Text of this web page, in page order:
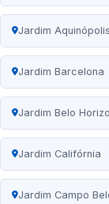
Jardim Aquinópolis
Jardim Barcelona
Jardim Belo
Jardim Califórnia
Jardim Campo